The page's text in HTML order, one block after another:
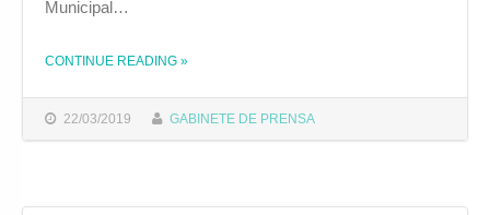
22/03/2019 GABINETE DE PRENSA
Municipal…
CONTINUE READING THE "EL PARQUE ERYTHEIA ACOGE LAS VI JORNADA DE LA CIENCIA"
»